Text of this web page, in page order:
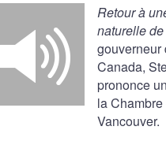
Retour à
naturelle
gouverneur
Canada,
prononce
la
Vancouver.